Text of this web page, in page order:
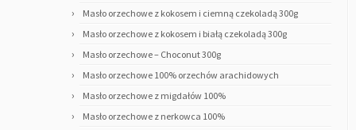
Masło orzechowe z kokosem i ciemną czekoladą 300g
Masło orzechowe z kokosem i białą czekoladą 300g
Masło orzechowe – Choconut 300g
Masło orzechowe 100% orzechów arachidowych
Masło orzechowe z migdałów 100%
Masło orzechowe z nerkowca 100%